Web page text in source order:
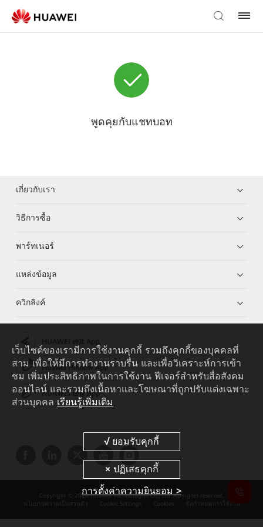
พูดคุยกับแชทบอท
เกี่ยวกับเรา
วิธีการซื้อ
พาร์ทเนอร์
แหล่งข้อมูล
ควิกลิงค์
Huawei HiKnow App
HUAWEI eFly App
Copyright © 2026 Huawei Technologies Co., Ltd. All rights reserved.
นโยบายความเป็นส่วนตัว
Cookie Settings Cookies ข้อกำหนดการใช้งาน
เว็บไซต์ของเรามีการใช้งานคุกกี้ รวมถึงคุกกี้ของบุคคลที่
สาม เพื่อให้มีการทำงานราบรื่น และเพื่อวิเคราะห์การเข้า
ชม เพิ่มประสิทธิภาพในการใช้งาน ฟีเจอร์สำหรับสื่อสังคม
ออนไลน์ และรวมถึงเนื้อหาและโฆษณาที่ถูกปรับแต่งเฉพาะ
ส่วนบุคคล เรียนรู้เพิ่มเติม
การตั้งค่าความยินยอม >